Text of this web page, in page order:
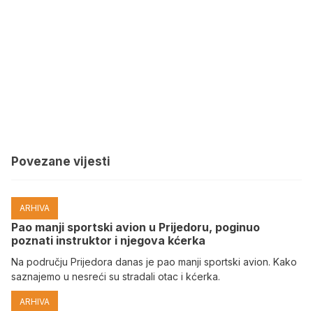
Povezane vijesti
ARHIVA
Pao manji sportski avion u Prijedoru, poginuo
poznati instruktor i njegova kćerka
Na području Prijedora danas je pao manji sportski avion. Kako
saznajemo u nesreći su stradali otac i kćerka.
ARHIVA